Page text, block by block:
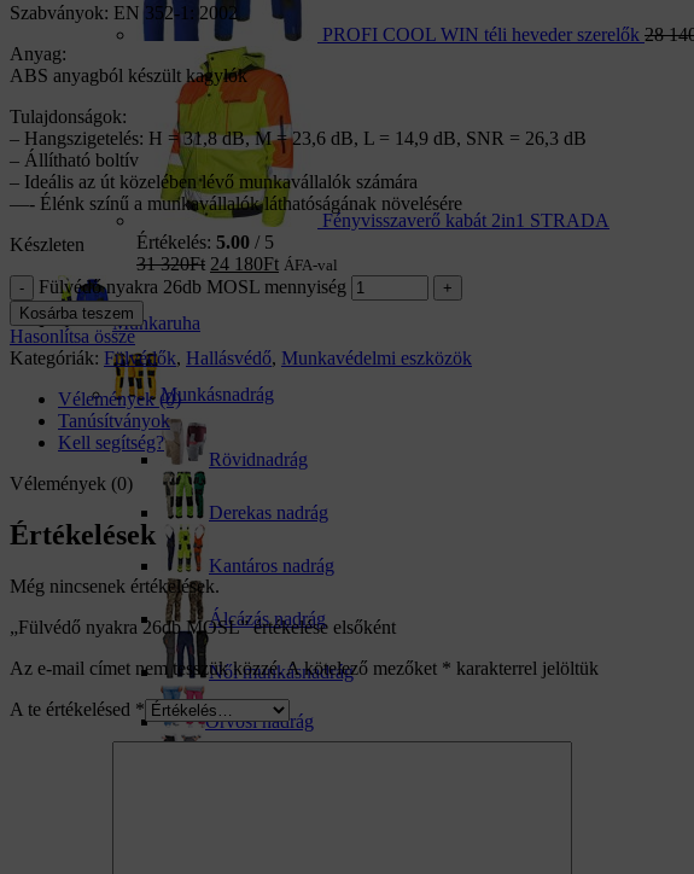
PROFI COOL WIN téli heveder szerelők 28
Fényvisszaverő kabát 2in1 STRADA
Értékelés: 5.00 / 5
31 320Ft 24 180Ft ÁFA-val
Munkaruha
Munkásnadrág
Rövidnadrág
Derekas nadrág
Kantáros nadrág
Álcázás nadrág
Női munkásnadrág
Orvosi nadrág
Szabványok: EN 352-1: 2002
Anyag:
ABS anyagból készült kagylók
Tulajdonságok:
– Hangszigetelés: H = 31,8 dB, M = 23,6 dB, L = 14,9 dB, SNR = 26,3 dB
– Állítható boltív
– Ideális az út közelében lévő munkavállalók számára
—- Élénk színű a munkavállalók láthatóságának növelésére
Készleten
Fülvédő nyakra 26db MOSL mennyiség
Kosárba teszem
Hasonlítsa össze
Kategóriák: Fülvédők, Hallásvédő, Munkavédelmi eszközök
Vélemények (0)
Tanúsítványok
Kell segítség?
Vélemények (0)
Értékelések
Még nincsenek értékelések.
„Fülvédő nyakra 26db MOSL” értékelése elsőként
Az e-mail címet nem tesszük közzé. A kötelező mezőket * karakterrel jelöltük
A te értékelésed *